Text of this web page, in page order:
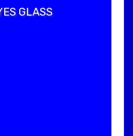
GLASS